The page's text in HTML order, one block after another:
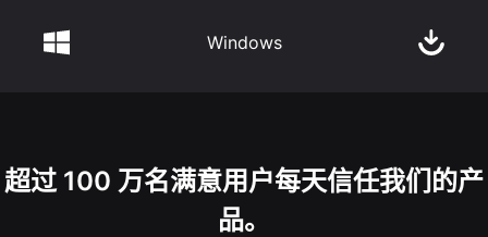
Windows
超过 100 万名满意用户每天信任我们的产
品。